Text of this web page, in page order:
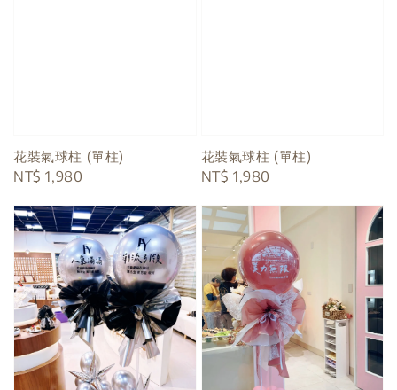
花裝氣球柱 (單柱)
Regular
NT$ 1,980
花裝氣球柱 (單柱)
Regular
NT$ 1,980